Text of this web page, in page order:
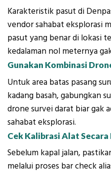
Karakteristik pasut di
vendor sahabat eksplorasi
pasut yang benar di lokasi
kedalaman nol meternya
Gunakan Kombinasi
Untuk area batas pasang
kadang basah, gabungkan
drone survei darat biar gak
sahabat eksplorasi.
Cek Kalibrasi Alat Secara
Sebelum kapal jalan,
melalui proses bar check